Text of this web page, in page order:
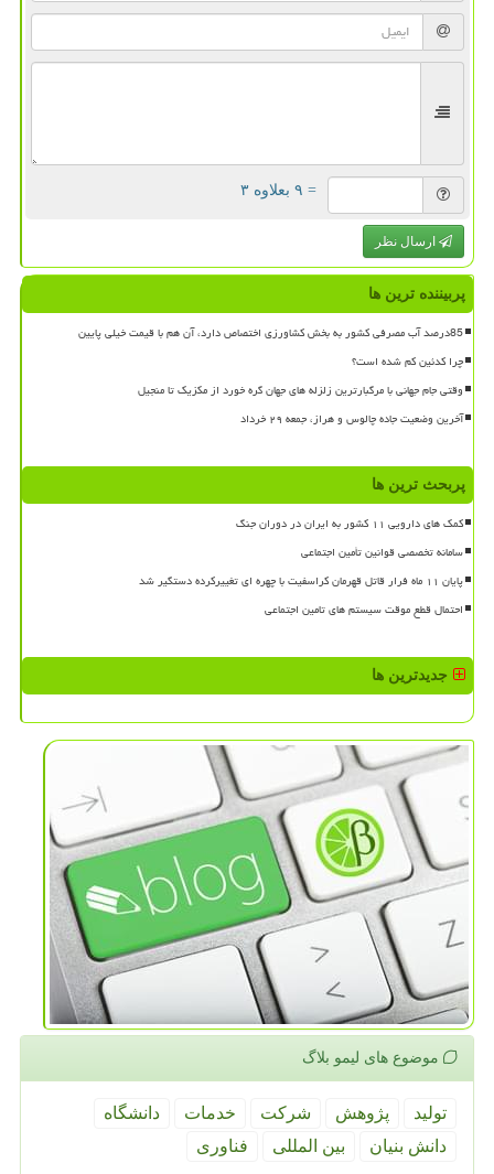
= ۹ بعلاوه ۳
ارسال نظر
پربیننده ترین ها
85درصد آب مصرفی کشور به بخش کشاورزی اختصاص دارد، آن هم با قیمت خیلی پایین
چرا کدئین کم شده است؟
وقتی جام جهانی با مرگبارترین زلزله های جهان گره خورد از مکزیک تا منجیل
آخرین وضعیت جاده چالوس و هراز، جمعه ۲۹ خرداد
پربحث ترین ها
کمک های دارویی ۱۱ کشور به ایران در دوران جنگ
سامانه تخصصی قوانین تأمین اجتماعی
پایان ۱۱ ماه فرار قاتل قهرمان کراسفیت با چهره ای تغییرکرده دستگیر شد
احتمال قطع موقت سیستم های تامین اجتماعی
جدیدترین ها
موضوع های لیمو بلاگ
تولید پژوهش شركت خدمات
دانشگاه
دانش بنیان
بین المللی فناوری